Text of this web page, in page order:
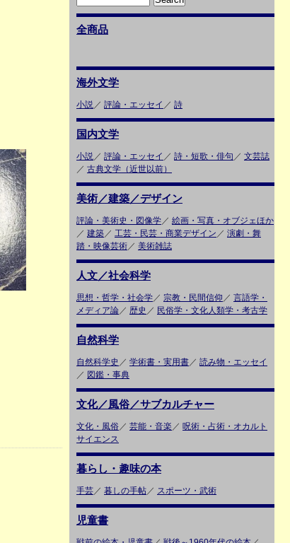
全商品
海外文学
小説／ 評論・エッセイ ／ 詩
国内文学
小説／ 評論・エッセイ ／ 詩・短歌・俳句 ／ 文芸誌
／ 古典文学（近世以前）
美術／建築／デザイン
評論・美術史・図像学／ 絵画・写真・オブジェほか
／ 建築／ 工芸・民芸・商業デザイン ／ 演劇・舞
踏・映像芸術／ 美術雑誌
人文／社会科学
思想・哲学・社会学／ 宗教・民間信仰 ／ 言語学・
メディア論／ 歴史 ／ 民俗学・文化人類学・考古学
自然科学
自然科学史 ／ 学術書・実用書／ 読み物・エッセイ
／ 図鑑・事典
文化／風俗／サブカルチャー
文化・風俗／ 芸能・音楽 ／ 呪術・占術・オカルト
サイエンス
暮らし・趣味の本
手芸／ 暮しの手帖／ スポーツ・武術
児童書